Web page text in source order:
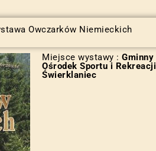
Owczarków Niemieckich
Miejsce wystawy :Gminny
Ośrodek Sportu i Rekreacji
Świerklaniec